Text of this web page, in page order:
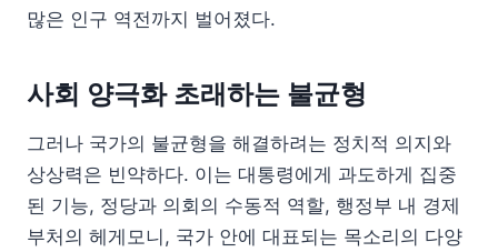
많은 인구 역전까지 벌어졌다.
사회 양극화 초래하는 불균형
그러나 국가의 불균형을 해결하려는 정치적 의지와
상상력은 빈약하다. 이는 대통령에게 과도하게 집중
된 기능, 정당과 의회의 수동적 역할, 행정부 내 경제
부처의 헤게모니, 국가 안에 대표되는 목소리의 다양